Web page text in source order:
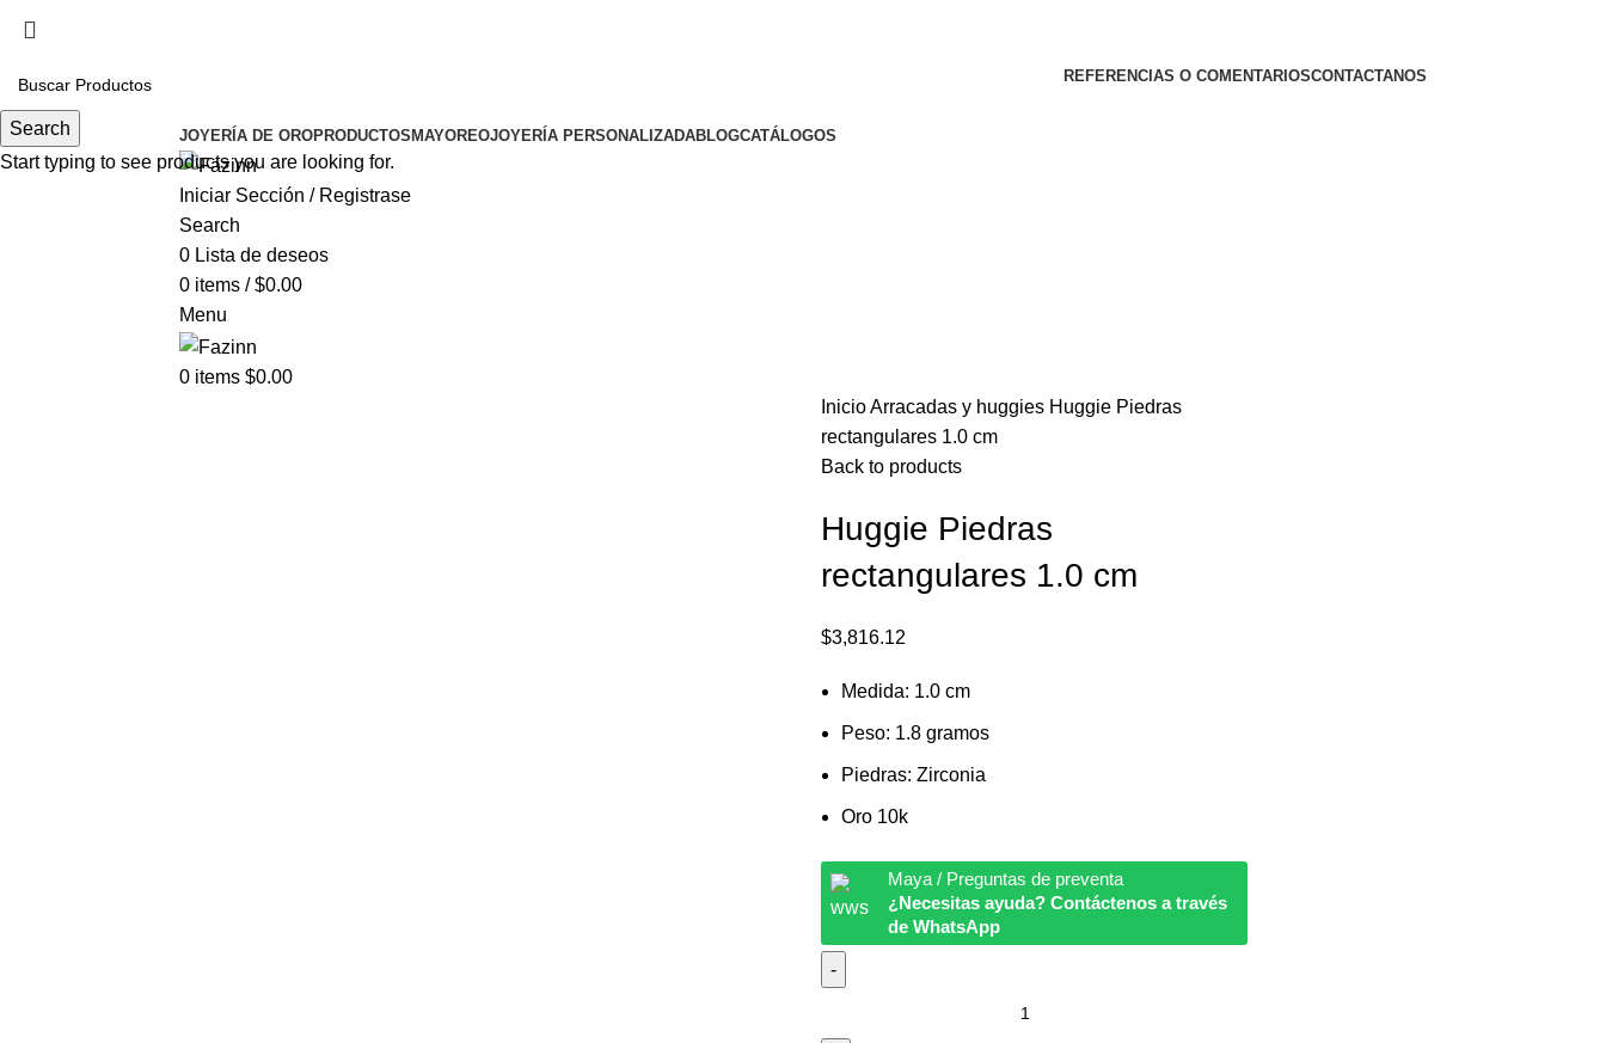
REFERENCIAS O COMENTARIOSCONTACTANOS
JOYERÍA DE OROPRODUCTOS MAYOREOJOYERÍA PERSONALIZADABLOGCATÁLOGOS
Iniciar Sección / Registrase
Search
0 Lista de deseos
0 items / $0.00
Menu
0 items $0.00
InicioArracadas y huggies Huggie Piedras
rectangulares 1.0 cm
Back to products
Huggie Piedras
rectangulares 1.0 cm
$3,816.12
Medida: 1.0 cm
Peso: 1.8 gramos
Piedras: Zirconia
Oro 10k
Maya / Preguntas de preventa
¿Necesitas ayuda? Contáctenos a través
de WhatsApp
Search
Start typing to see products you are looking for.